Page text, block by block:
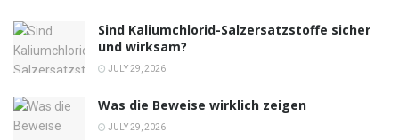
Sind Kaliumchlorid-Salzersatzstoffe sicher
und wirksam?
JULY 29, 2026
Was die Beweise wirklich zeigen
JULY 29, 2026